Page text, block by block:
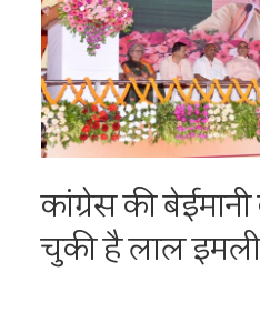
कांग्रेस की
चुकी है लाल